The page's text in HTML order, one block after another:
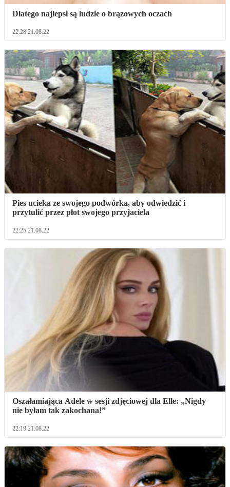
Dlatego najlepsi są ludzie o brązowych oczach
22:28 21.08.22
Pies ucieka ze swojego podwórka, aby odwiedzić i
przytulić przez płot swojego przyjaciela
22:25 21.08.22
Oszałamiająca Adele w sesji zdjęciowej dla Elle: „Nigdy
nie byłam tak zakochana!”
22:19 21.08.22